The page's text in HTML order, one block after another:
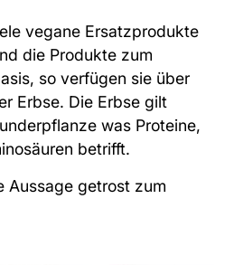
vegane Ersatzprodukte
die Produkte zum
so verfügen sie über
Erbse. Die Erbse gilt
was Proteine,
betrifft.
Aussage getrost zum